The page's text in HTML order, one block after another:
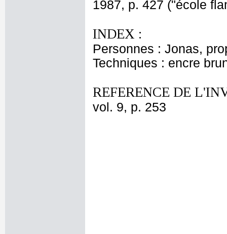
1987, p. 427 ("école
INDEX :
Personnes : Jonas,
Techniques : encre
REFERENCE DE
vol. 9, p. 253